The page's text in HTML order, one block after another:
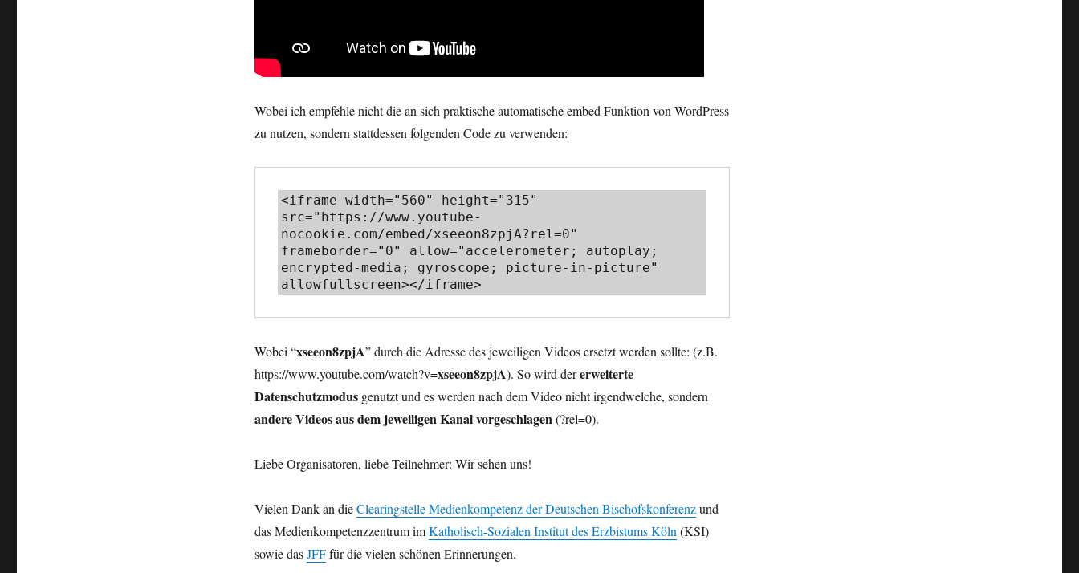
Wobei ich empfehle nicht die an sich praktische automatische embed Funktion von WordPress
zu nutzen, sondern stattdessen folgenden Code zu verwenden:
<iframe width="560" height="315"
src="https://www.youtube-
nocookie.com/embed/xseeon8zpjA?rel=0"
frameborder="0" allow="accelerometer; autoplay;
encrypted-media; gyroscope; picture-in-picture"
allowfullscreen></iframe>
Wobei “xseeon8zpjA” durch die Adresse des jeweiligen Videos ersetzt werden sollte: (z.B.
https://www.youtube.com/watch?v=xseeon8zpjA). So wird dererweiterte
Datenschutzmodusgenutzt und es werden nach dem Video nicht irgendwelche, sondern
andere Videos aus dem jeweiligen Kanal vorgeschlagen(?rel=0).
Liebe Organisatoren, liebe Teilnehmer: Wir sehen uns!
Vielen Dank an dieClearingstelle Medienkompetenz der Deutschen Bischofskonferenzund
das Medienkompetenzzentrum imKatholisch-Sozialen Institut des Erzbistums Köln(KSI)
sowie dasJFFfür die vielen schönen Erinnerungen.